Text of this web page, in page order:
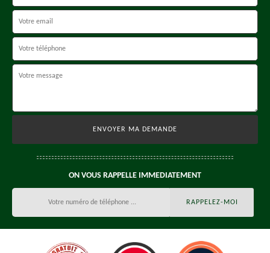
ON VOUS RAPPELLE IMMEDIATEMENT